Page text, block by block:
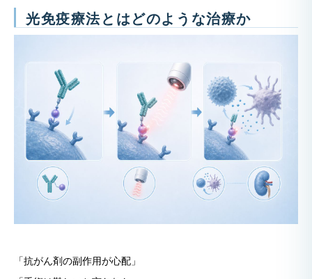
光免疫療法とはどのような治療か
「抗がん剤の副作用が心配」